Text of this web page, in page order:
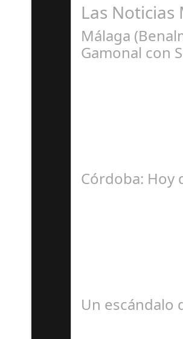
Las Noticias
Málaga
Gamonal con
Córdoba: Hoy
Un escándalo